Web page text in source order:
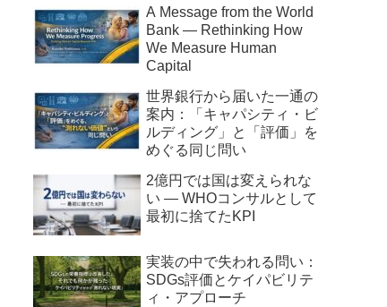
A Message from the World
Bank — Rethinking How
We Measure Human
Capital
世界銀行から届いた一通の
案内：「キャパシティ・ビ
ルディング」と「評価」を
めぐる同じ問い
2億円では国は変えられな
い ― WHOコンサルとして
最初に捨てたKPI
実装の中で失われる問い：
SDGs評価とケイパビリテ
ィ・アプローチ